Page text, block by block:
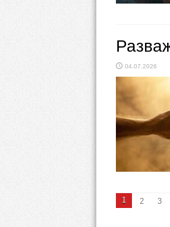
04.07.2026
1 2 3